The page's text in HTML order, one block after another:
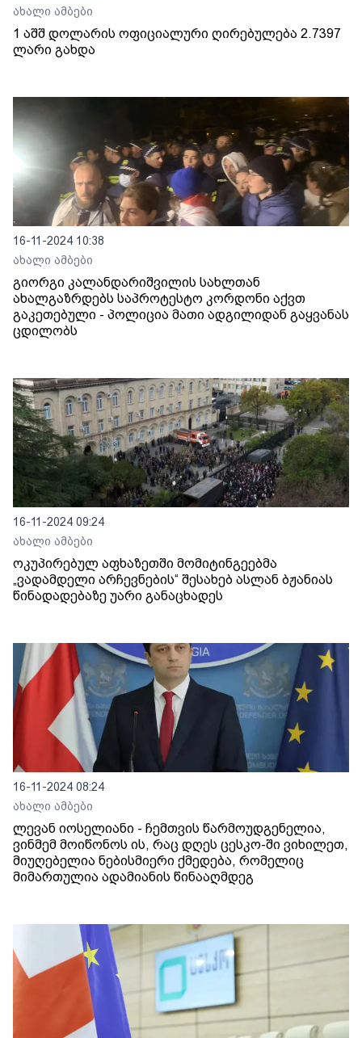
ახალი ამბები
1 აშშ დოლარის ოფიციალური ღირებულება 2.7397
ლარი გახდა
16-11-2024 10:38
ახალი ამბები
გიორგი კალანდარიშვილის სახლთან
ახალგაზრდებს საპროტესტო კორდონი აქვთ
გაკეთებული - პოლიცია მათი ადგილიდან გაყვანას
ცდილობს
16-11-2024 09:24
ახალი ამბები
ოკუპირებულ აფხაზეთში მომიტინგეებმა
„ვადამდელი არჩევნების“ შესახებ ასლან ბჟანიას
წინადადებაზე უარი განაცხადეს
16-11-2024 08:24
ახალი ამბები
ლევან იოსელიანი - ჩემთვის წარმოუდგენელია,
ვინმემ მოიწონოს ის, რაც დღეს ცესკო-ში ვიხილეთ,
მიუღებელია ნებისმიერი ქმედება, რომელიც
მიმართულია ადამიანის წინააღმდეგ